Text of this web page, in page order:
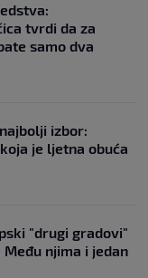
tvrdi da za
samo dva
izbor:
je ljetna obuća
"drugi gradovi"
njima i jedan